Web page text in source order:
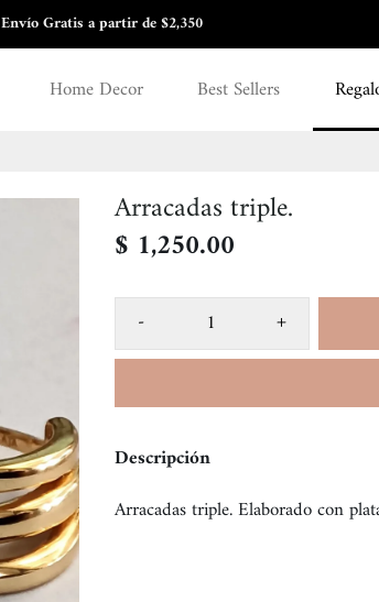
Envío Gratis a partir de $2,350
Home Decor Best Sellers
Arracadas triple.
$ 1,250.00
- +
Descripción
Arracadas triple. Elaborado con